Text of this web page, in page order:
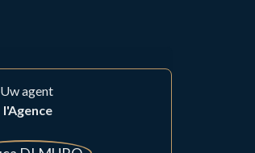
Uw agent
l'Agence